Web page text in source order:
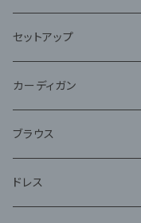
セットアップ
ジャケット
アンサンブル
カーディガン
ブラウス
ドレス